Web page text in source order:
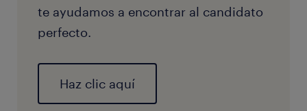
te ayudamos a encontrar al candidato
perfecto.
Haz clic aquí